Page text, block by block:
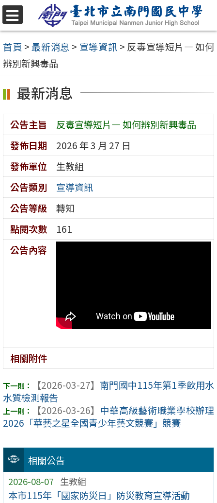
跳
至
主
要
容
選
單
首頁 >最新消息 > 宣導資訊 > 反毒宣導短片— 如何
辨別新興毒品
相關公告
2026-08-07 生教組
本市115年「國家防災日」防災教育宣導活動
最新消息
公告主旨
反毒宣導短片— 如何辨別新興毒品
發佈日期
2026 年 3 月 27 日
發佈單位
生教組
公告類別
宣導資訊
公告等級
轉知
點閱次數
161
公告內容
相關附件
【2026-03-27】 南門國中115年第1季飲用水
水質檢測報告
【2026-03-26】 中華高級藝術職業學校辦理
2026「華藝之星全國青少年藝文競賽」競賽